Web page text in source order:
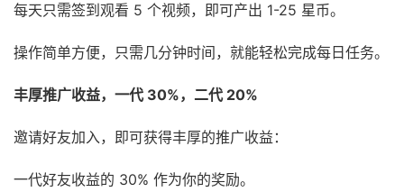
每天只需签到观看 5 个视频， 即可产出 1-25 星币。
操作简单方便， 只需几分钟时间， 就能轻松完成每日任务。
丰厚推广收益，一代 30%，二代 20%
邀请好友加入， 即可获得丰厚的推广收益：
一代好友收益的 30% 作为你的奖励。